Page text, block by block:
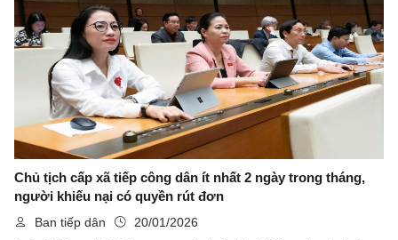
Chủ tịch cấp xã tiếp công dân ít nhất 2 ngày trong tháng,
người khiếu nại có quyền rút đơn
Ban tiếp dân
20/01/2026